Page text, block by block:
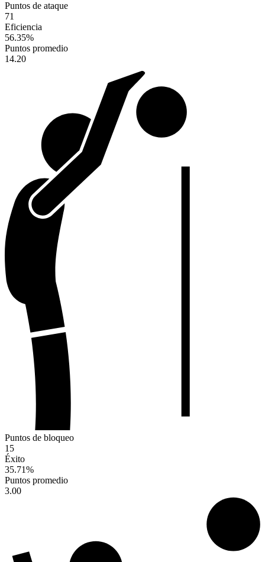
Puntos de ataque
71
Eficiencia
56.35%
Puntos promedio
14.20
Puntos de bloqueo
15
Éxito
35.71%
Puntos promedio
3.00